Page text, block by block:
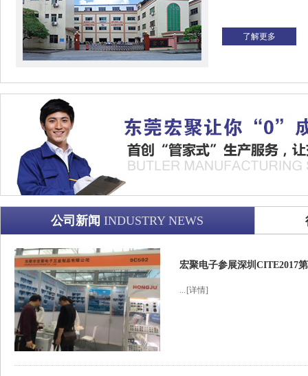
了解更多
公司新闻 INDUSTRY NEWS
宏聚电子参展深圳CITE2017
... [详情]